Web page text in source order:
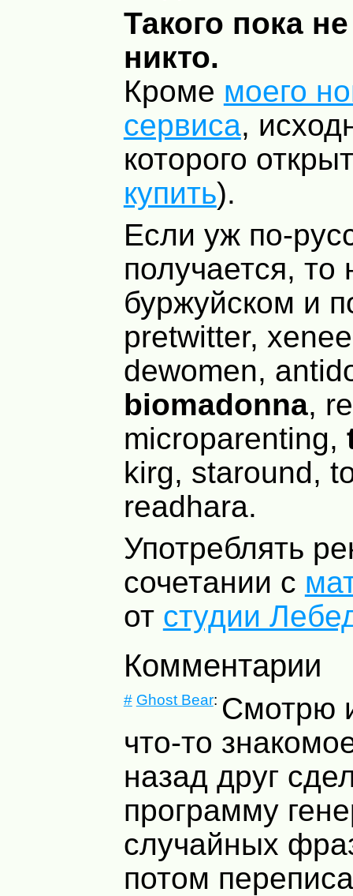
Такого пока
никто.
Кроме моего
сервиса,
которого
купить).
Если уж по-
получается, то
буржуйском и
pretwitter,
dewomen,
biomadonna,
microparenting,
kirg, staround,
readhara.
Употреблять
сочетании с
от студии
Комментарии
# Ghost Bear: Смотрю
что-то
назад друг
программу
случайных
потом